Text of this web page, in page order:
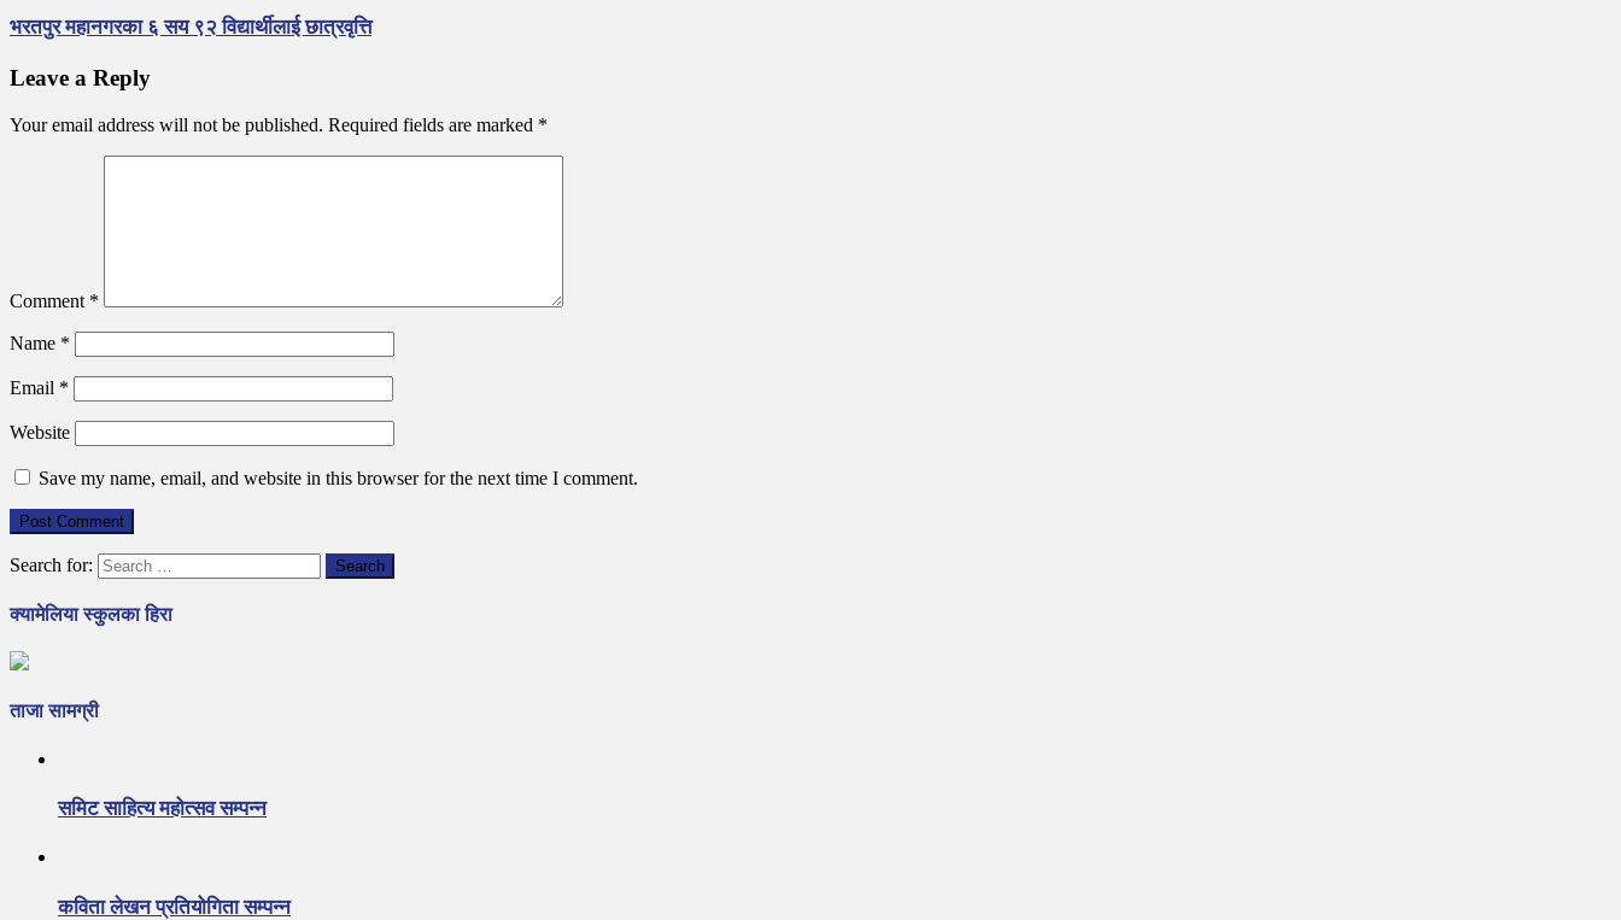
भरतपुर महानगरका ६ सय ९२ विद्यार्थीलाई छात्रवृत्ति
Leave a Reply
Your email address will not be published. Required fields are marked *
Comment *
Name *
Email *
Website
Save my name, email, and website in this browser for the next time I comment.
Search for:
क्यामेलिया स्कुलका हिरा
ताजा सामग्री
समिट साहित्य महोत्सव सम्पन्न
कविता लेखन प्रतियोगिता सम्पन्न